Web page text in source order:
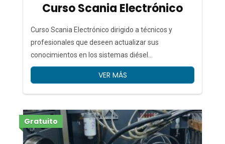
Curso Scania Electrónico
Curso Scania Electrónico dirigido a técnicos y
profesionales que deseen actualizar sus
conocimientos en los sistemas diésel...
VER MÁS
Gratuito